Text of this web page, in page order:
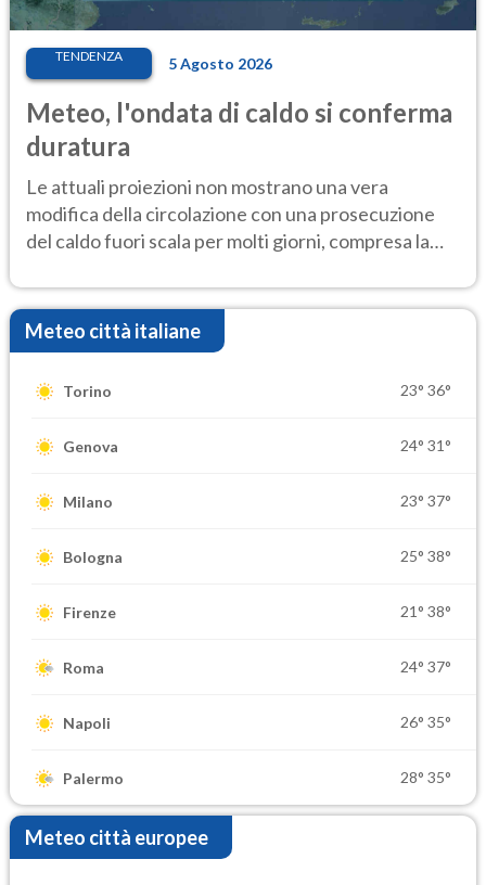
TENDENZA 5 Agosto 2026
Meteo, l'ondata di caldo si conferma
duratura
Le attuali proiezioni non mostrano una vera
modifica della circolazione con una prosecuzione
del caldo fuori scala per molti giorni, compresa la
Meteo città italiane
Torino 23° 36°
Genova 24° 31°
Milano 23° 37°
Bologna 25° 38°
Firenze 21° 38°
Roma 24° 37°
Napoli 26° 35°
Palermo 28° 35°
Meteo città europee